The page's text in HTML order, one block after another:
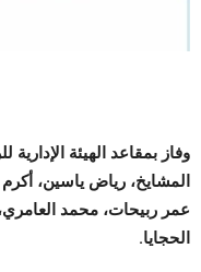
وفاز بمقاعد الهيئة
المشايخ، رياض ياسين،
عمر ربيحات، محمد
الحجايا.